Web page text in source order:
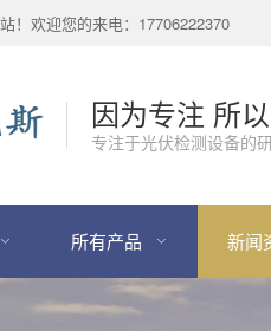
！欢迎您的来电：17706222370
因为专注 所
专注于光伏检测设备的
所有产品 新闻